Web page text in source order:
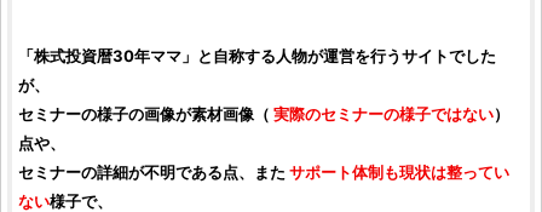
「株式投資暦30年ママ」と自称する人物が運営を行うサイトでした
が、
セミナーの様子の画像が素材画像（ 実際のセミナーの様子ではない）
点や、
セミナーの詳細が不明である点、また サポート体制も現状は整ってい
ない様子で、